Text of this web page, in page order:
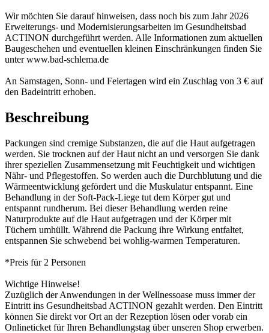
Wir möchten Sie darauf hinweisen, dass noch bis zum Jahr 2026
Erweiterungs- und Modernisierungsarbeiten im Gesundheitsbad
ACTINON durchgeführt werden. Alle Informationen zum aktuellen
Baugeschehen und eventuellen kleinen Einschränkungen finden Sie
unter www.bad-schlema.de
An Samstagen, Sonn- und Feiertagen wird ein Zuschlag von 3 € auf
den Badeintritt erhoben.
Beschreibung
Packungen sind cremige Substanzen, die auf die Haut aufgetragen
werden. Sie trocknen auf der Haut nicht an und versorgen Sie dank
ihrer speziellen Zusammensetzung mit Feuchtigkeit und wichtigen
Nähr- und Pflegestoffen. So werden auch die Durchblutung und die
Wärmeentwicklung gefördert und die Muskulatur entspannt. Eine
Behandlung in der Soft-Pack-Liege tut dem Körper gut und
entspannt rundherum. Bei dieser Behandlung werden reine
Naturprodukte auf die Haut aufgetragen und der Körper mit
Tüchern umhüllt. Während die Packung ihre Wirkung entfaltet,
entspannen Sie schwebend bei wohlig-warmen Temperaturen.
*Preis für 2 Personen
Wichtige Hinweise!
Zuzüglich der Anwendungen in der Wellnessoase muss immer der
Eintritt ins Gesundheitsbad ACTINON gezahlt werden. Den Eintritt
können Sie direkt vor Ort an der Rezeption lösen oder vorab ein
Onlineticket für Ihren Behandlungstag über unseren Shop erwerben.